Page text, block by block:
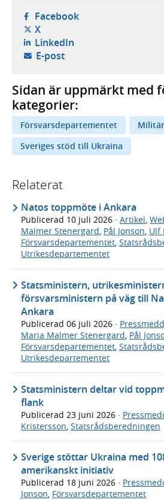
Facebook- öppnas i ny flik,
X- öppnas i ny flik, extern
LinkedIn- öppnas i ny flik,
E-post- öppnar din e-
Sidan är uppmärkt med
kategorier:
Försvarsdepartementet
Sveriges stöd till Ukraina
Relaterat
Natos toppmöte i Ankara
Publicerad 10 juli 2026 · Artikel,
Malmer Stenergard, Pål Jonson, Ulf
Försvarsdepartementet,
Utrikesdepartementet
Statsministern,
försvarsministern på väg till
Ankara
Publicerad 06 juli 2026 ·
Maria Malmer Stenergard, Pål
Försvarsdepartementet,
Utrikesdepartementet
Statsministern deltar vid
flank
Publicerad 23 juni 2026 ·
Kristersson Statsrådsberedningen
Sverige stöttar Ukraina med
amerikanskt initiativ
Publicerad 18 juni 2026 ·
Jonson, Försvarsdepartementet